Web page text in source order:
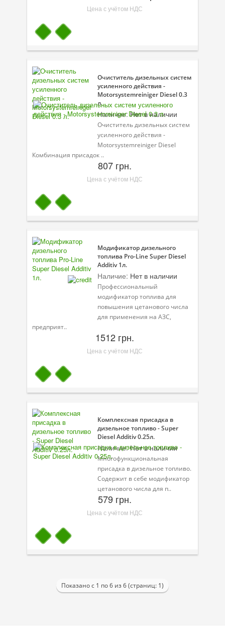
Цена с учётом НДС
Очиститель дизельных систем
усиленного действия -
Motorsystemreiniger Diesel 0.3
л.
Наличие:Нет в наличии
Очиститель дизельных систем
усиленного действия -
Motorsystemreiniger Diesel
Комбинация присадок ..
807 грн.
Цена с учётом НДС
Модификатор дизельного
топлива Pro-Line Super Diesel
Additiv 1л.
Наличие: Нет в наличии
Профессиональный
модификатор топлива для
повышения цетанового числа
для применения на АЗС,
предприят..
1512 грн.
Цена с учётом НДС
Комплексная присадка в
дизельное топливо - Super
Diesel Additiv 0.25л.
Наличие:Нет в наличии
Многофункциональная
присадка в дизельное топливо.
Содержит в себе модификатор
цетанового числа для п..
579 грн.
Цена с учётом НДС
Показано с 1 по 6 из 6 (страниц: 1)